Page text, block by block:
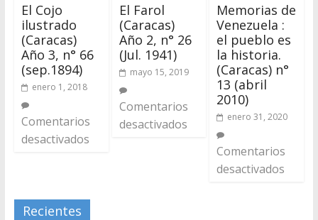
El Cojo
ilustrado
(Caracas)
Año 3, n° 66
(sep.1894)
enero 1, 2018
Comentarios
desactivados
El Farol
(Caracas)
Año 2, n° 26
(Jul. 1941)
mayo 15, 2019
Comentarios
desactivados
Memorias de
Venezuela :
el pueblo es
la historia.
(Caracas) n°
13 (abril
2010)
enero 31, 2020
Comentarios
desactivados
Recientes